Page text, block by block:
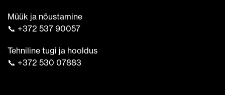
Müük ja nõustamine
📞 +372 537 90057
Tehniline tugi ja hooldus
📞 +372 530 07883